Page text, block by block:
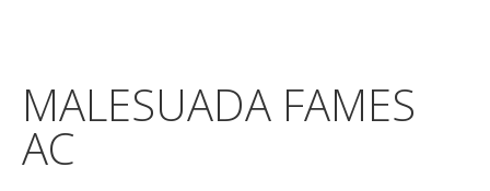
MALESUADA FAMES
AC